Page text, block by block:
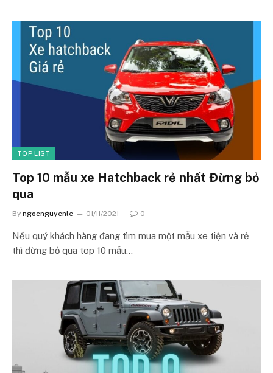
TOP LIST
Top 10 mẫu xe Hatchback rẻ nhất Đừng bỏ
qua
By ngocnguyenle 01/11/2021 0
Nếu quý khách hàng đang tìm mua một mẫu xe tiện và rẻ
thì đừng bỏ qua top 10 mẫu…